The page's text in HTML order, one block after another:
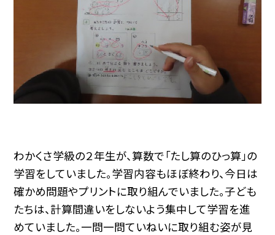
わかくさ学級の２年生が、算数で「たし算のひっ算」の
学習をしていました。学習内容もほぼ終わり、今日は
確かめ問題やプリントに取り組んでいました。子ども
たちは、計算間違いをしないよう集中して学習を進
めていました。一問一問ていねいに取り組む姿が見